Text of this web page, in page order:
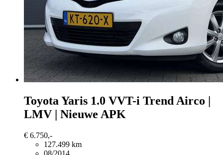
Toyota Yaris 1.0 VVT-i Trend Airco |
LMV | Nieuwe APK
€ 6.750,-
127.499 km
08/2014